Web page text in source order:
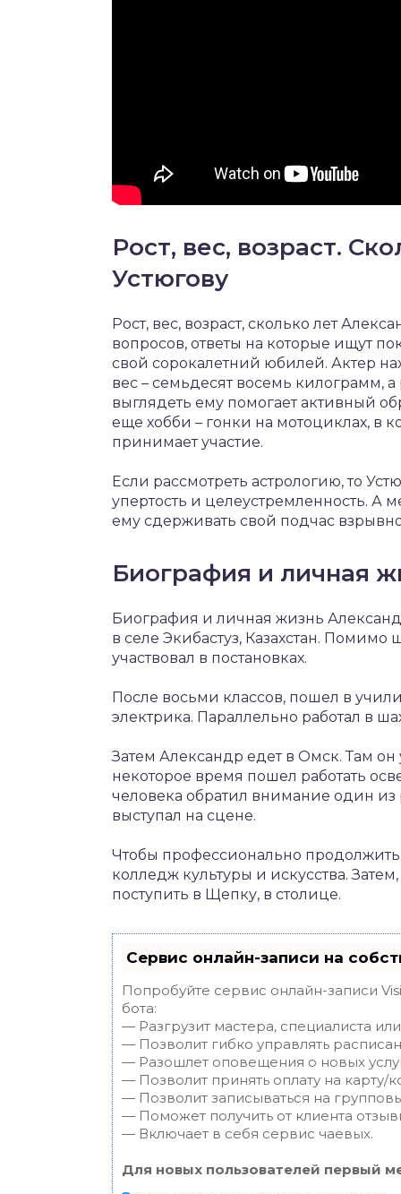
Рост, вес, возраст.
Устюгову
Рост, вес, возраст, сколько лет
вопросов, ответы на которые ищут
свой сорокалетний юбилей. Актер
вес – семьдесят восемь килограмм,
выглядеть ему помогает активный
еще хобби – гонки на мотоциклах, в
принимает участие.
Если рассмотреть астрологию, то
упертость и целеустремленность. А
ему сдерживать свой подчас
Биография и личная
Биография и личная жизнь
в селе Экибастуз, Казахстан.
участвовал в постановках.
После восьми классов, пошел в
электрика. Параллельно работал в
Затем Александр едет в Омск. Там
некоторое время пошел работать
человека обратил внимание один
выступал на сцене.
Чтобы профессионально
колледж культуры и искусства.
поступить в Щепку, в столице.
Сервис онлайн-записи на
Попробуйте сервис онлайн-записи
бота:
— Разгрузит мастера, специалиста
— Позволит гибко управлять
— Разошлет оповещения о новых
— Позволит принять оплату на карту/
— Позволит записываться на
— Поможет получить от клиента
— Включает в себя сервис чаевых.
Для новых пользователей первый